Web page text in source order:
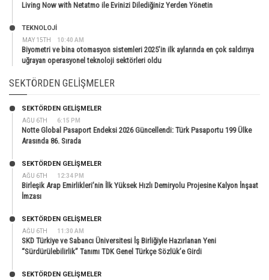
Living Now with Netatmo ile Evinizi Dilediğiniz Yerden Yönetin
MAY 15TH 10:40 AM
TEKNOLOJİ
Biyometri ve bina otomasyon sistemleri 2025’in ilk aylarında en çok saldırıya
uğrayan operasyonel teknoloji sektörleri oldu
SEKTÖRDEN GELIŞMELER
AĞU 6TH 6:15 PM
SEKTÖRDEN GELIŞMELER
Notte Global Pasaport Endeksi 2026 Güncellendi: Türk Pasaportu 199 Ülke
Arasında 86. Sırada
AĞU 6TH 12:34 PM
SEKTÖRDEN GELIŞMELER
Birleşik Arap Emirlikleri’nin İlk Yüksek Hızlı Demiryolu Projesine Kalyon İnşaat
İmzası
AĞU 6TH 11:30 AM
SEKTÖRDEN GELIŞMELER
SKD Türkiye ve Sabancı Üniversitesi İş Birliğiyle Hazırlanan Yeni
“Sürdürülebilirlik” Tanımı TDK Genel Türkçe Sözlük’e Girdi
SEKTÖRDEN GELIŞMELER